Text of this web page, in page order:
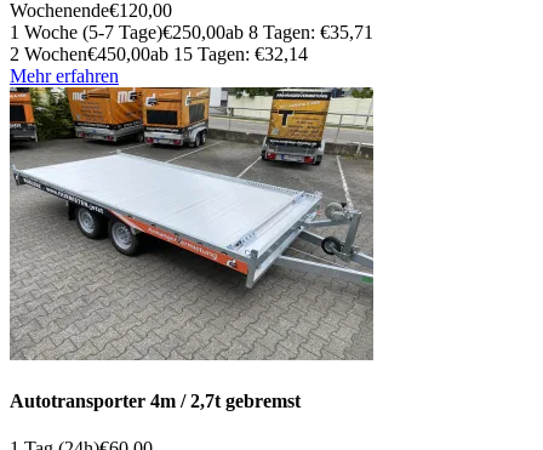
Wochenende€120,00
1 Woche (5-7 Tage)€250,00ab 8 Tagen: €35,71
2 Wochen€450,00ab 15 Tagen: €32,14
Mehr erfahren
Autotransporter 4m / 2,7t gebremst